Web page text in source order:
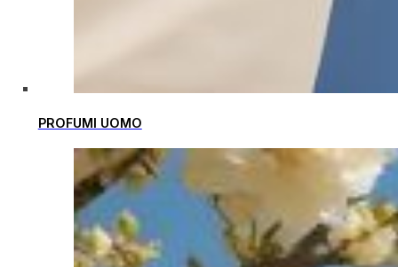
PROFUMI UOMO